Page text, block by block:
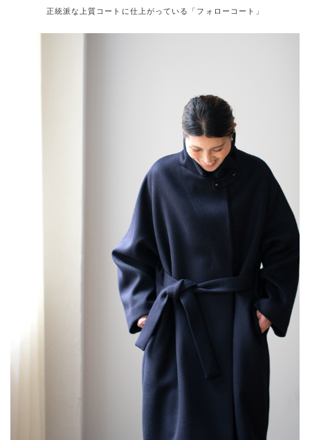
正統派な上質コートに仕上がっている「フォローコート」